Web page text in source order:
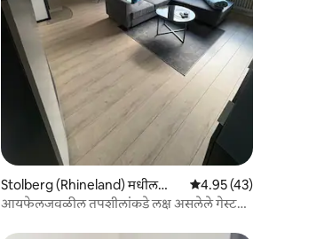
Stolberg (Rhineland) मधील
काँडो
5 पैकी 4.95 सरासरी रेटिंग,
4.95 (43)
आयफेलजवळील तपशीलांकडे लक्ष असलेले गेस्ट